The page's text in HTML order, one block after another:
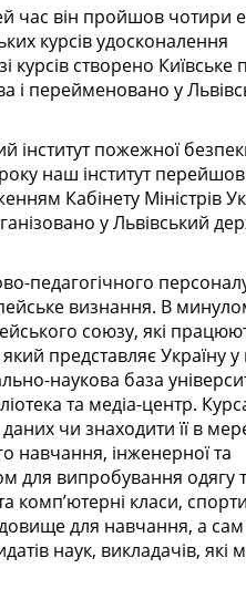
час він пройшов чотири
курсів удосконалення
створено
і перейменовано у
інститут пожежної
наш інститут
Кабінету Міністрів
у Львівський
педагогічного
визнання. В
союзу, які
представляє Україну у
наукова база
та медіа-центр.
чи знаходити її в
навчання, інженерної та
для випробування одягу
комп’ютерні класи,
для навчання, а
наук, викладачів, які